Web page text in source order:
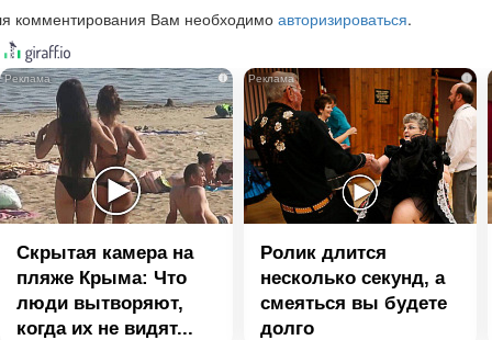
комментирования Вам необходимо авторизироваться.
i
Скрытая камера на
пляже Крыма: Что
люди вытворяют,
когда их не видят...
i
Ролик длится
несколько секунд, а
смеяться вы будете
долго